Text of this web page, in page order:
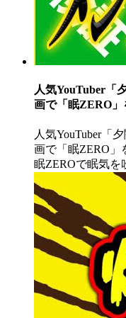
人気YouTuber「
画で「眠ZERO」
人気YouTuber「
画で「眠ZERO」
眠ZEROで眠気を